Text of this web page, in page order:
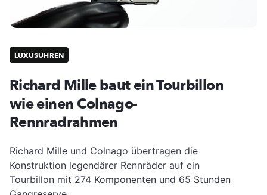
LUXUSUHREN
Richard Mille baut ein Tourbillon
wie einen Colnago-
Rennradrahmen
Richard Mille und Colnago übertragen die
Konstruktion legendärer Rennräder auf ein
Tourbillon mit 274 Komponenten und 65 Stunden